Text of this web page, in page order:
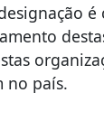
no país.